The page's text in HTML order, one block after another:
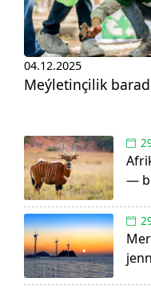
04.12.2025
Meýletinçilik
—